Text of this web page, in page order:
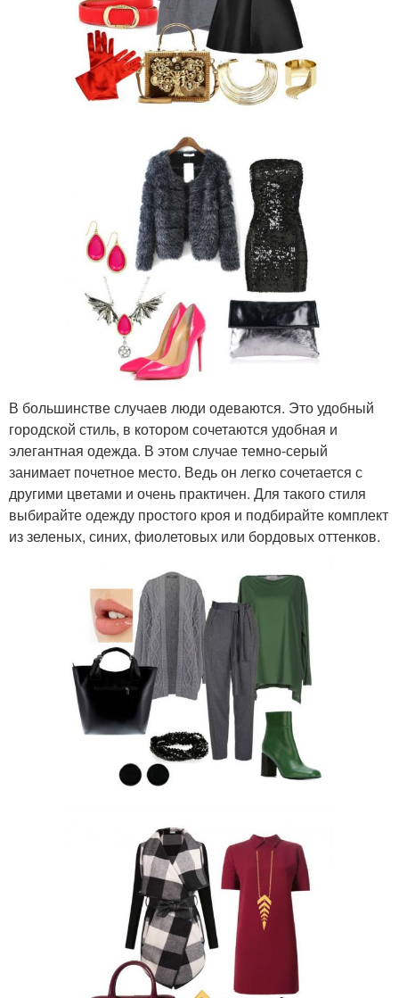
В большинстве случаев люди одеваются. Это удобный
городской стиль, в котором сочетаются удобная и
элегантная одежда. В этом случае темно-серый
занимает почетное место. Ведь он легко сочетается с
другими цветами и очень практичен. Для такого стиля
выбирайте одежду простого кроя и подбирайте комплект
из зеленых, синих, фиолетовых или бордовых оттенков.